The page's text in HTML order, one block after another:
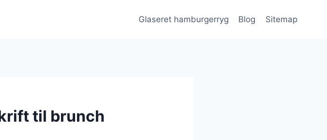
Glaseret hamburgerryg Blog Sitemap
til brunch